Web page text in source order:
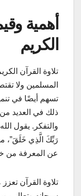
أهمية
الكريم
تلاوة القرآن
المسلمين ولا
تسهم أيضًا في
ذلك في العديد من
والتفكر. يقول
رَبِّكَ الَّذِي خَلَقَ”،
عن المعرفة من
تلاوة القرآن